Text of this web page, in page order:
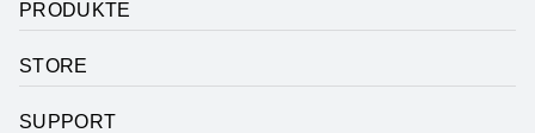
PRODUKTE
STORE
SUPPORT